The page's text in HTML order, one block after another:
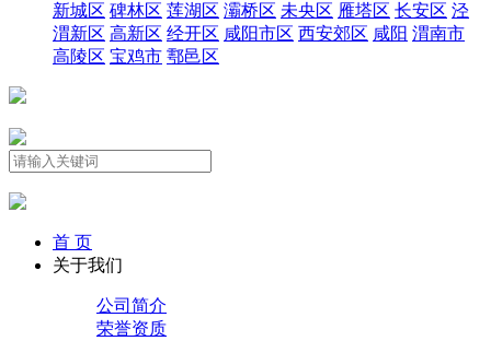
新城区 碑林区 莲湖区 灞桥区 未央区 雁塔区 长安区 泾
渭新区 高新区 经开区 咸阳市区 西安郊区 咸阳 渭南市
高陵区 宝鸡市 鄠邑区
首 页
关于我们
公司简介
荣誉资质